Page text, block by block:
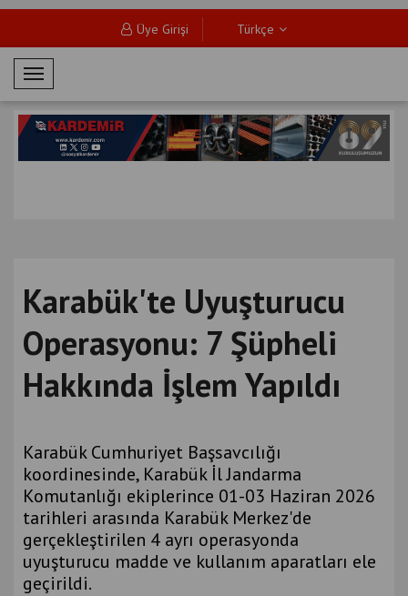
Üye Girişi Türkçe
M
o
b
l
Karabük'te Uyuşturucu
Operasyonu: 7 Şüpheli
Hakkında İşlem Yapıldı
Karabük Cumhuriyet Başsavcılığı
koordinesinde, Karabük İl Jandarma
Komutanlığı ekiplerince 01-03 Haziran 2026
tarihleri arasında Karabük Merkez'de
gerçekleştirilen 4 ayrı operasyonda
uyuşturucu madde ve kullanım aparatları ele
geçirildi.